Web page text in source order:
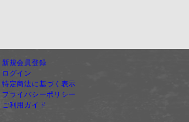
新規会員登録
ログイン
特定商法に基づく表示
プライバシーポリシー
ご利用ガイド